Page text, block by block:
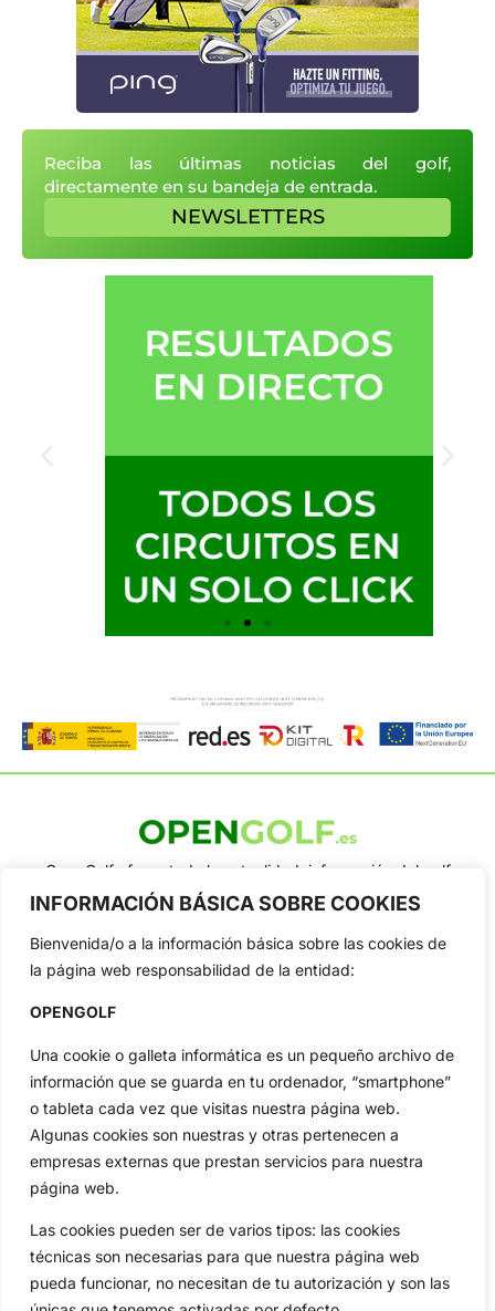
INFORMACIÓN BÁSICA SOBRE COOKIES
Bienvenida/o a la información básica sobre las cookies de
la página web responsabilidad de la entidad:
OPENGOLF
Una cookie o galleta informática es un pequeño archivo de
información que se guarda en tu ordenador, “smartphone”
o tableta cada vez que visitas nuestra página web.
Algunas cookies son nuestras y otras pertenecen a
empresas externas que prestan servicios para nuestra
página web.
Las cookies pueden ser de varios tipos: las cookies
técnicas son necesarias para que nuestra página web
pueda funcionar, no necesitan de tu autorización y son las
Reciba las últimas noticias del golf,
directamente en su bandeja de entrada.
NEWSLETTERS
OpenGolf ofrece toda la actualidad, información del golf
profesional y amateur, resultados en directo, vídeos, noticias,
Jon Rahm, LIV Golf, PGA Tour, Ryder Cup, DP World Tour, LPGA
Tour...
Categorias
Amateurs
Circuitos
Especiales
Reglas
Vídeos
De Interés
Compañía
Aviso Legal
Política de Cookies
Publicidad